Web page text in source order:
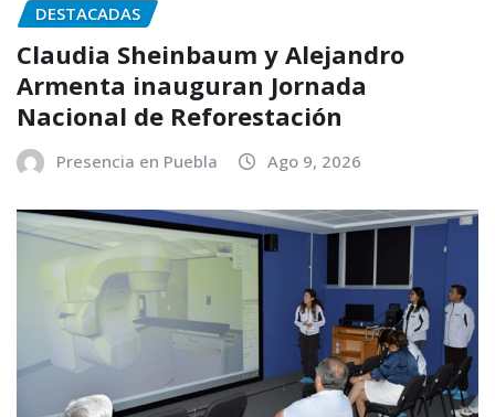
DESTACADAS
Claudia Sheinbaum y Alejandro
Armenta inauguran Jornada
Nacional de Reforestación
Presencia en Puebla Ago 9, 2026